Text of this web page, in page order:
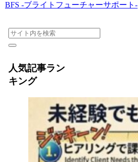
BFS -ブライトフューチャーサポート-
人気記事ラン
キング